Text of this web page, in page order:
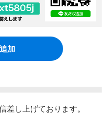
加
差し上げております。